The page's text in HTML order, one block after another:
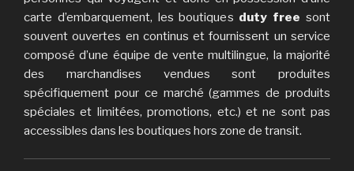
carte d’embarquement, les boutiques duty free sont
souvent ouvertes en continus et fournissent un service
composé d’une équipe de vente multilingue, la majorité
des marchandises vendues sont produites
spécifiquement pour ce marché (gammes de produits
spéciales et limitées, promotions, etc.) et ne sont pas
accessibles dans les boutiques hors zone de transit.